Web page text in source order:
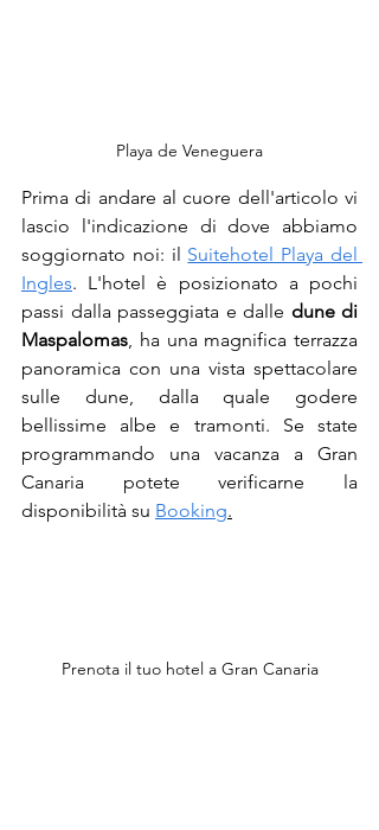
Playa de Veneguera
Prima di andare al cuore dell'articolo vi
lascio l'indicazione di dove abbiamo
soggiornato noi: il Suitehotel Playa del
Ingles. L'hotel è posizionato a pochi
passi dalla passeggiata e dalle dune di
Maspalomas, ha una magnifica terrazza
panoramica con una vista spettacolare
sulle dune, dalla quale godere
bellissime albe e tramonti. Se state
programmando una vacanza a Gran
Canaria potete verificarne la
disponibilità su Booking.
Prenota il tuo hotel a Gran Canaria